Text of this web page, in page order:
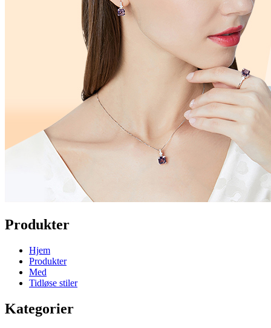
Produkter
Hjem
Produkter
Med
Tidløse stiler
Kategorier